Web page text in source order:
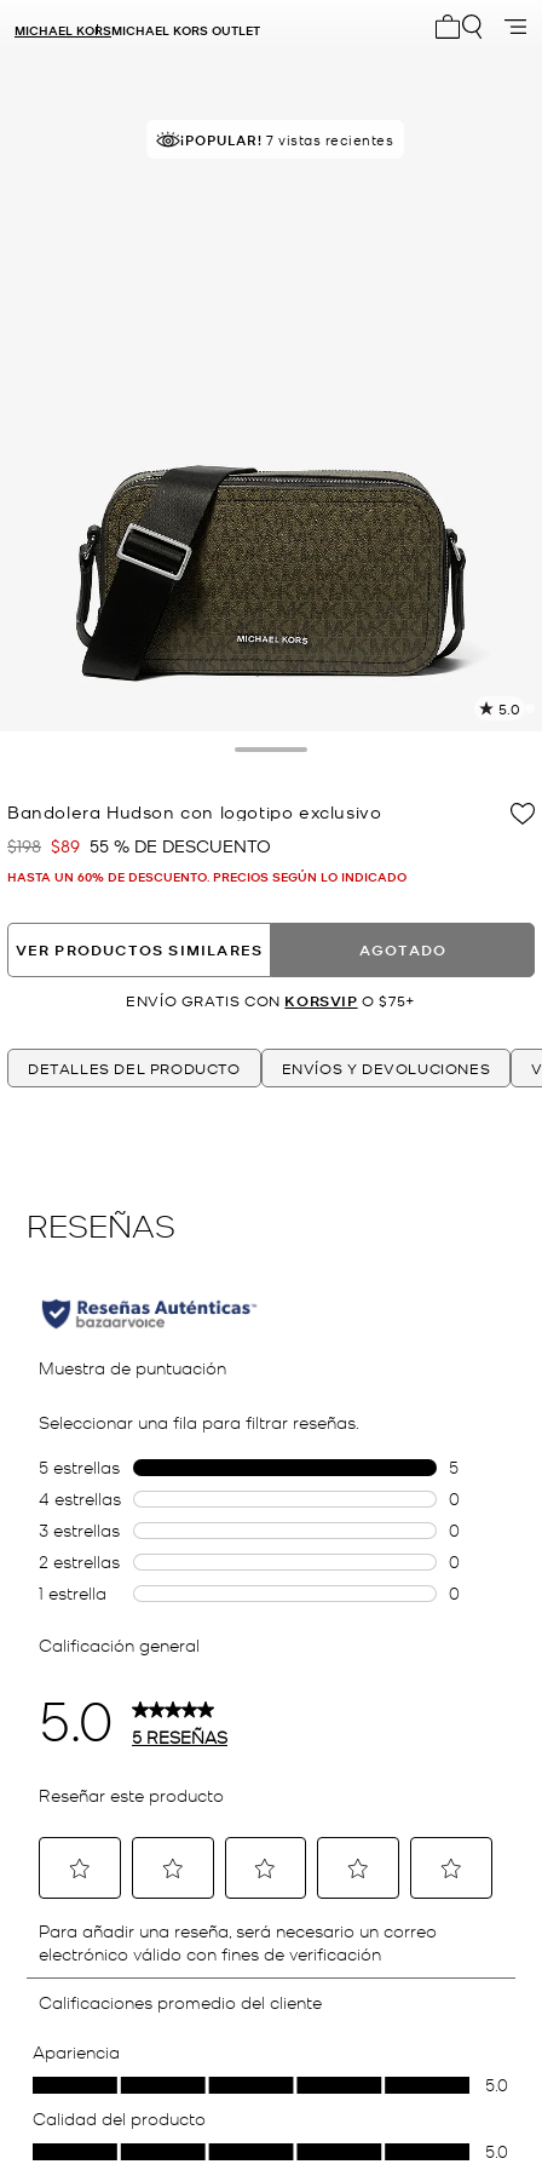
MICHAEL KORSMICHAEL KORS OUTLET
¡POPULAR! 7 vistas recientes
5.0
Bandolera Hudson con logotipo exclusivo
Era
$198 Ahora
$89 55 % DE DESCUENTO
HASTA UN 60% DE DESCUENTO. PRECIOS SEGÚN LO INDICADO
VER PRODUCTOS SIMILARES AGOTADO
ENVÍO GRATIS CON KORSVIP O $75+
DETALLES DEL PRODUCTO ENVÍOS Y DEVOLUCIONES